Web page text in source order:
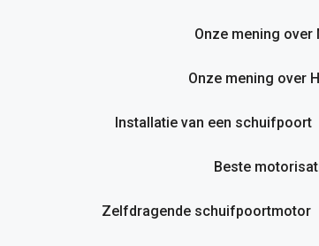
Onze mening
Onze mening over
Installatie van een schuifpoort
Beste
Zelfdragende schuifpoortmotor